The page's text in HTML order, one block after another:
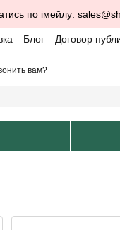
по імейлу:
Блог Договор
вам?